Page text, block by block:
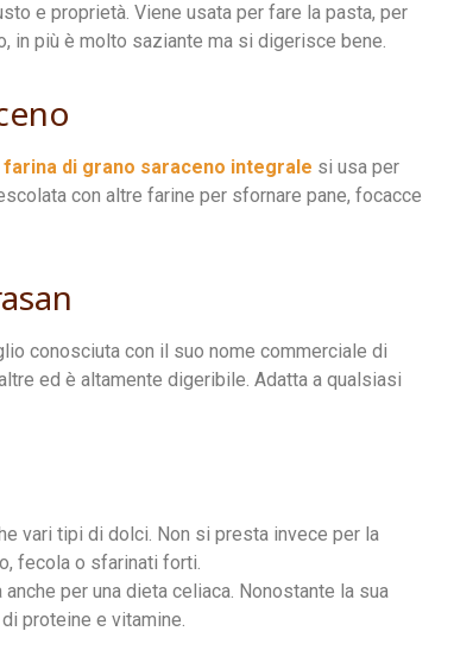
e proprietà. Viene usata per fare la pasta, per
in più è molto saziante ma si digerisce bene.
farina di grano saraceno integrale si usa per
con altre farine per sfornare pane, focacce
conosciuta con il suo nome commerciale di
ed è altamente digeribile. Adatta a qualsiasi
vari tipi di dolci. Non si presta invece per la
fecola o sfarinati forti.
per una dieta celiaca. Nonostante la sua
proteine e vitamine.